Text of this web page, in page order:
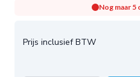
Nog maar 5